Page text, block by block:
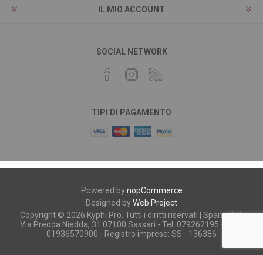
IL MIO ACCOUNT
SOCIAL NETWORK
TIPI DI PAGAMENTO
Powered bynopCommerce
Designed byWeb Project
Copyright © 2026 Kyphi Pro. Tutti i diritti riservati | Spano SRL
Via Predda Niedda, 31 07100 Sassari - Tel: 079262195 - P.iva:
01936570900 - Registro imprese: SS - 136386